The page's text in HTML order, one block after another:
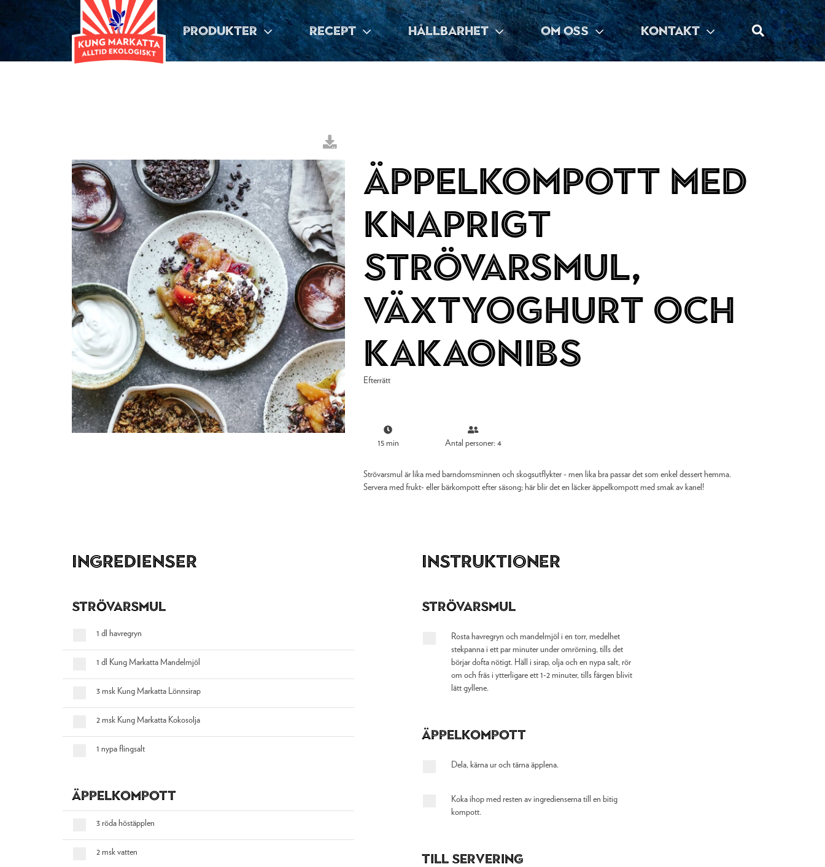
PRODUKTER RECEPT HÅLLBARHET OM OSS KONTAKT
Äppelkompott med
knaprigt
strövarsmul,
växtyoghurt och
kakaonibs
Efterrätt
15 min Antal personer: 4
Strövarsmul är lika med barndomsminnen och skogsutflykter - men lika bra passar det som enkel dessert hemma.
Servera med frukt- eller bärkompott efter säsong; här blir det en läcker äppelkompott med smak av kanel!
Ingredienser
Strövarsmul
1 dl havregryn
1 dl Kung Markatta Mandelmjöl
3 msk Kung Markatta Lönnsirap
2 msk Kung Markatta Kokosolja
1 nypa flingsalt
Äppelkompott
3 röda höstäpplen
2 msk vatten
Instruktioner
Strövarsmul
Rosta havregryn och mandelmjöl i en torr, medelhet
stekpanna i ett par minuter under omrörning, tills det
börjar dofta nötigt. Häll i sirap, olja och en nypa salt, rör
om och fräs i ytterligare ett 1-2 minuter, tills färgen blivit
lätt gyllene.
Äppelkompott
Dela, kärna ur och tärna äpplena.
Koka ihop med resten av ingredienserna till en bitig
kompott.
Till servering